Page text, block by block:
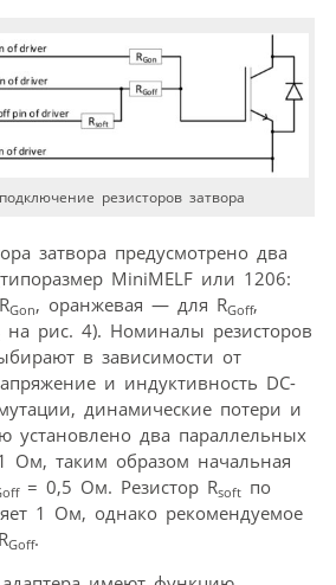
резисторов затвора
затвора предусмотрено два
MiniMELF или 1206:
Gon, оранжевая — для RGoff,
на рис. 4). Номиналы резисторов
в зависимости от
и индуктивность DC-
динамические потери и
установлено два параллельных
Ом, таким образом начальная
= 0,5 Ом. Резистор Rsoft по
1 Ом, однако рекомендуемое
Goff.